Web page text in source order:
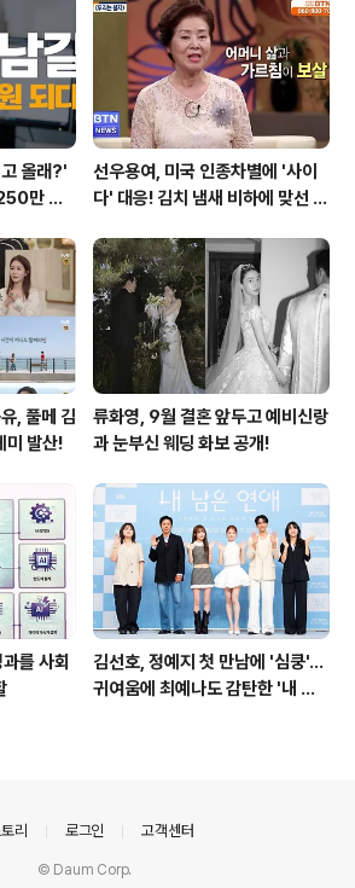
올래?'
만 돌
선우용여, 미국 인종차별에 '사이
다' 대응! 김치 냄새 비하에 맞선 통
, 풀메 김
미 발산!
류화영, 9월 결혼 앞두고 예비신랑
과 눈부신 웨딩 화보 공개!
를 사회
김선호, 정예지 첫 만남에 '심쿵'…
귀여움에 최예나도 감탄한 '내 남
리 로그인 고객센터
© Daum Corp.